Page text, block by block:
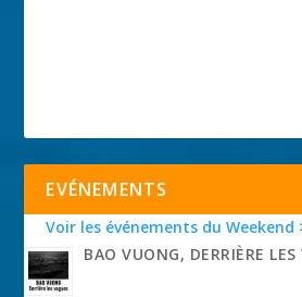
EVÉNEMENTS
Voir les événements du Weekend
BAO VUONG, DERRIÈRE LES